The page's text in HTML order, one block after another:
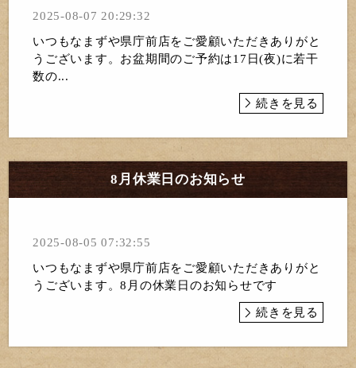
2025-08-07 20:29:32
いつもなまずや県庁前店をご愛顧いただきありがと
うございます。お盆期間のご予約は17日(夜)に若干
数の...
続きを見る
8月休業日のお知らせ
2025-08-05 07:32:55
いつもなまずや県庁前店をご愛顧いただきありがと
うございます。8月の休業日のお知らせです
続きを見る